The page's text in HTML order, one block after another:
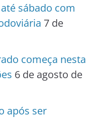
sábado com
7 de
começa nesta
6 de agosto de
após ser